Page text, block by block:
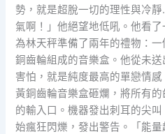
勢，就是超脫一切的理性與冷
氣啊！」他絕望地低吼。他看
為林天秤準備了兩年的禮物：
銅齒輪組成的音樂盒。他從未
害怕，就是純度最高的單戀情
黃銅齒輪音樂盒砸爛，將所有的
的輸入口。機器發出刺耳的尖
始瘋狂閃爍，發出警告。「能